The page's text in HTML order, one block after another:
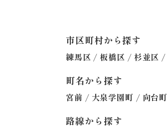
市区町村から探す
練馬区 / 板橋区 / 杉並区 /
町名から探す
宮前 / 大泉学園町 / 向台町
路線から探す